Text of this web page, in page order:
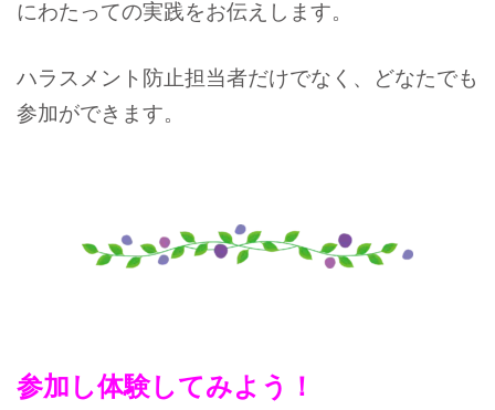
にわたっての実践をお伝えします。
ハラスメント防止担当者だけでなく、どなたでも
参加ができます。
参加し体験してみよう！